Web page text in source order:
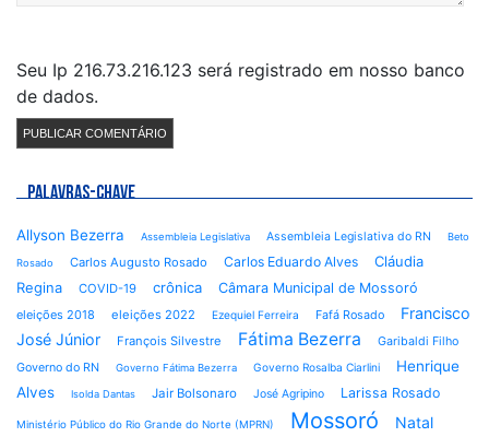
Seu Ip 216.73.216.123 será registrado em nosso banco
de dados.
PALAVRAS-CHAVE
Allyson Bezerra Assembleia Legislativa Assembleia Legislativa do RN Beto
Rosado Carlos Augusto Rosado Carlos Eduardo Alves
Cláudia
Regina
COVID-19 crônica Câmara Municipal de Mossoró
eleições 2018 eleições 2022 Ezequiel Ferreira Fafá Rosado
Francisco
José Júnior
François Silvestre Fátima Bezerra
Garibaldi Filho
Governo do RN
Governo Fátima Bezerra Governo Rosalba Ciarlini
Henrique
Alves
Isolda Dantas Jair Bolsonaro José Agripino Larissa Rosado
Ministério Público do Rio Grande do Norte (MPRN) Mossoró Natal